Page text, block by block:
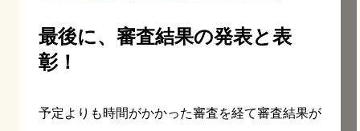
最後に、審査結果の発表と表
彰！
予定よりも時間がかかった審査を経て審査結果が